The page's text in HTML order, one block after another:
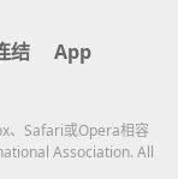
闻，二○二六年
结 App
、Safari或Opera相容
Association. All